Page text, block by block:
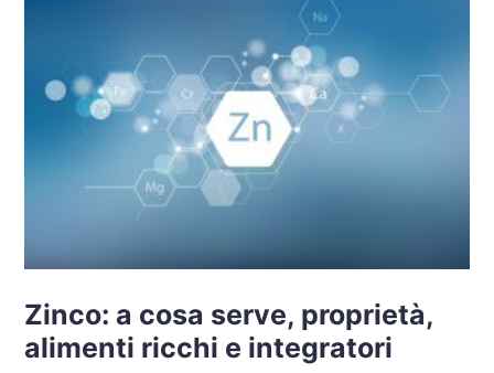
Zinco: a cosa serve, proprietà,
alimenti ricchi e integratori